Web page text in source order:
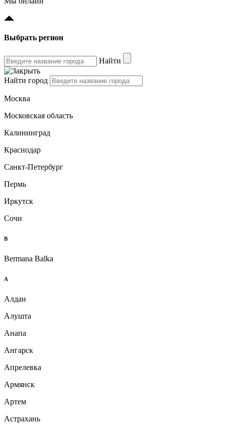
Выбрать регион
Найти
Найти город
Москва
Московская область
Калининград
Краснодар
Санкт-Петербург
Пермь
Иркутск
Сочи
B
Bermana Balka
А
Алдан
Алушта
Анапа
Ангарск
Апрелевка
Армянск
Артем
Астрахань